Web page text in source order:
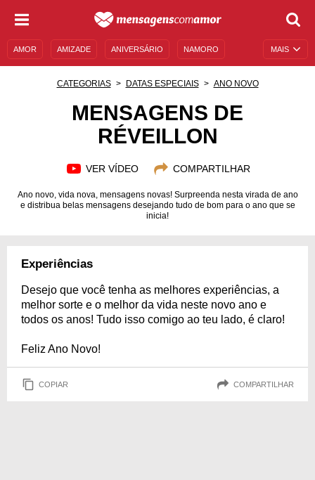
MAIS
AMOR AMIZADE ANIVERSÁRIO NAMORO
MENSAGENS E FRASES MENSAGENS DE ANIVERSÁRIO
CATEGORIAS DATAS ESPECIAIS ANO NOVO
MENSAGENS DE
RÉVEILLON
VER VÍDEO COMPARTILHAR
Ano novo, vida nova, mensagens novas! Surpreenda nesta virada de ano
e distribua belas mensagens desejando tudo de bom para o ano que se
inicia!
Experiências
Desejo que você tenha as melhores experiências, a
melhor sorte e o melhor da vida neste novo ano e
todos os anos! Tudo isso comigo ao teu lado, é claro!
Feliz Ano Novo!
COPIAR COMPARTILHAR